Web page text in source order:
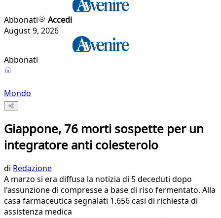
Abbonati
Accedi
August 9, 2026
Abbonati
Mondo
Giappone, 76 morti sospette per un
integratore anti colesterolo
di Redazione
A marzo si era diffusa la notizia di 5 deceduti dopo
l'assunzione di compresse a base di riso fermentato. Alla
casa farmaceutica segnalati 1.656 casi di richiesta di
assistenza medica